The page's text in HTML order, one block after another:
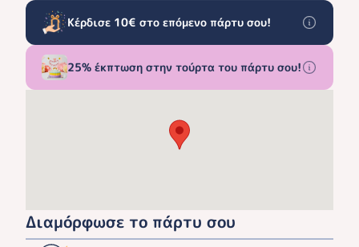
Κέρδισε 10€ στο επόμενο πάρτυ σου!
25% έκπτωση στην τούρτα του πάρτυ σου!
Διαμόρφωσε το πάρτυ σου